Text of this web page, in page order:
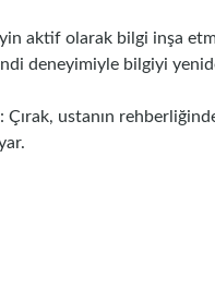
aktif olarak bilgi inşa
deneyimiyle bilgiyi
Çırak, ustanın